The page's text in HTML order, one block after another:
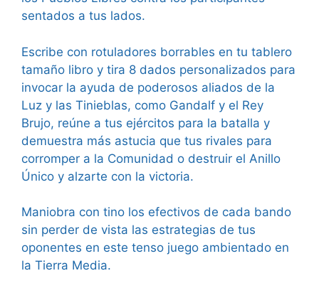
sentados a tus lados.
Escribe con rotuladores borrables en tu tablero
tamaño libro y tira 8 dados personalizados para
invocar la ayuda de poderosos aliados de la
Luz y las Tinieblas, como Gandalf y el Rey
Brujo, reúne a tus ejércitos para la batalla y
demuestra más astucia que tus rivales para
corromper a la Comunidad o destruir el Anillo
Único y alzarte con la victoria.
Maniobra con tino los efectivos de cada bando
sin perder de vista las estrategias de tus
oponentes en este tenso juego ambientado en
la Tierra Media.